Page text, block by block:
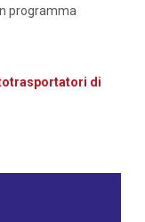
programma
di